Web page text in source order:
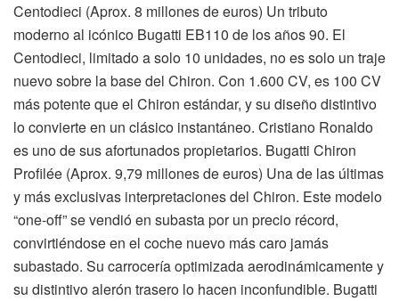
Centodieci (Aprox. 8 millones de euros) Un tributo
moderno al icónico Bugatti EB110 de los años 90. El
Centodieci, limitado a solo 10 unidades, no es solo un traje
nuevo sobre la base del Chiron. Con 1.600 CV, es 100 CV
más potente que el Chiron estándar, y su diseño distintivo
lo convierte en un clásico instantáneo. Cristiano Ronaldo
es uno de sus afortunados propietarios. Bugatti Chiron
Profilée (Aprox. 9,79 millones de euros) Una de las últimas
y más exclusivas interpretaciones del Chiron. Este modelo
“one-off” se vendió en subasta por un precio récord,
convirtiéndose en el coche nuevo más caro jamás
subastado. Su carrocería optimizada aerodinámicamente y
su distintivo alerón trasero lo hacen inconfundible. Bugatti